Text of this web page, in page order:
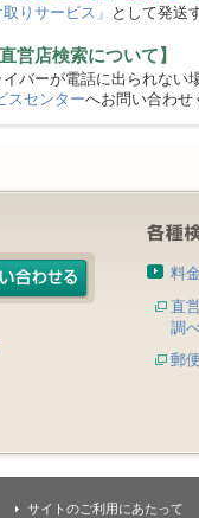
りサービス」 として発送
営店検索について】
バーが電話に出られない
スセンターへお問い合わせ
料
直
調
郵
サイトのご利用にあたって